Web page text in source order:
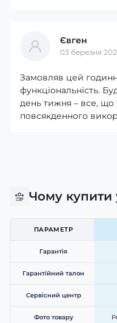
Євген
03 березня
Замовляв цей
функціональність.
день тижня – все, що
повсякденного
Чому купити
ПАРАМЕТР
Гарантія
Гарантійний талон
Сервісний центр
Фото товару